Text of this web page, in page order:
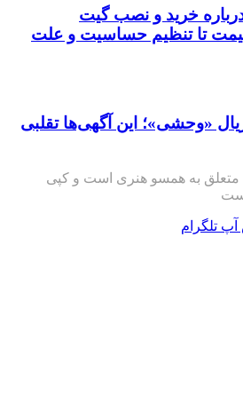
خرید و نصب گیت
تا تنظیم حساسیت و علت
«وحشی»؛ این آگهی‌ها تقلبی
متعلق به همسو هنری است و کپی
آپ تلگرام